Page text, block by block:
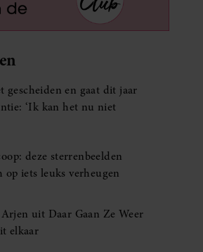
gescheiden en gaat dit jaar
‘Ik kan het nu niet
deze sterrenbeelden
iets leuks verheugen
Arjen uit Daar Gaan Ze Weer
elkaar